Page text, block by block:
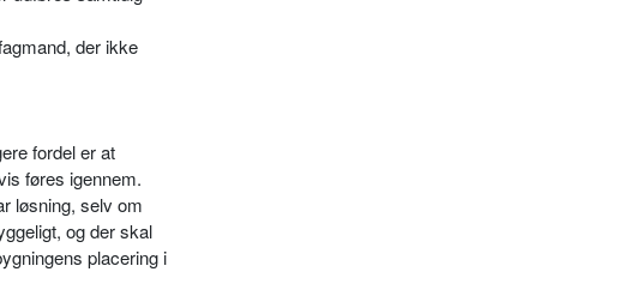
der ikke
fordel er at
føres igennem.
løsning, selv om
og der skal
placering i